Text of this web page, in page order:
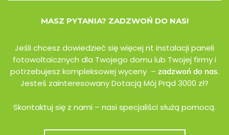
MASZ PYTANIA? ZADZWOŃ DO NAS!
Jeśli chcesz dowiedzieć się więcej nt instalacji paneli
fotowoltaicznych dla Twojego domu lub Twojej firmy i
potrzebujesz kompleksowej wyceny – zadzwoń do nas.
Jesteś zainteresowany Dotacją Mój Prąd 3000 zł?
Skontaktuj się z nami – nasi specjaliści służą pomocą.